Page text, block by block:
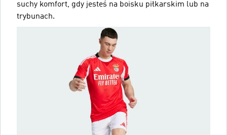
suchy komfort, gdy jesteś na boisku piłkarskim lub na
trybunach.